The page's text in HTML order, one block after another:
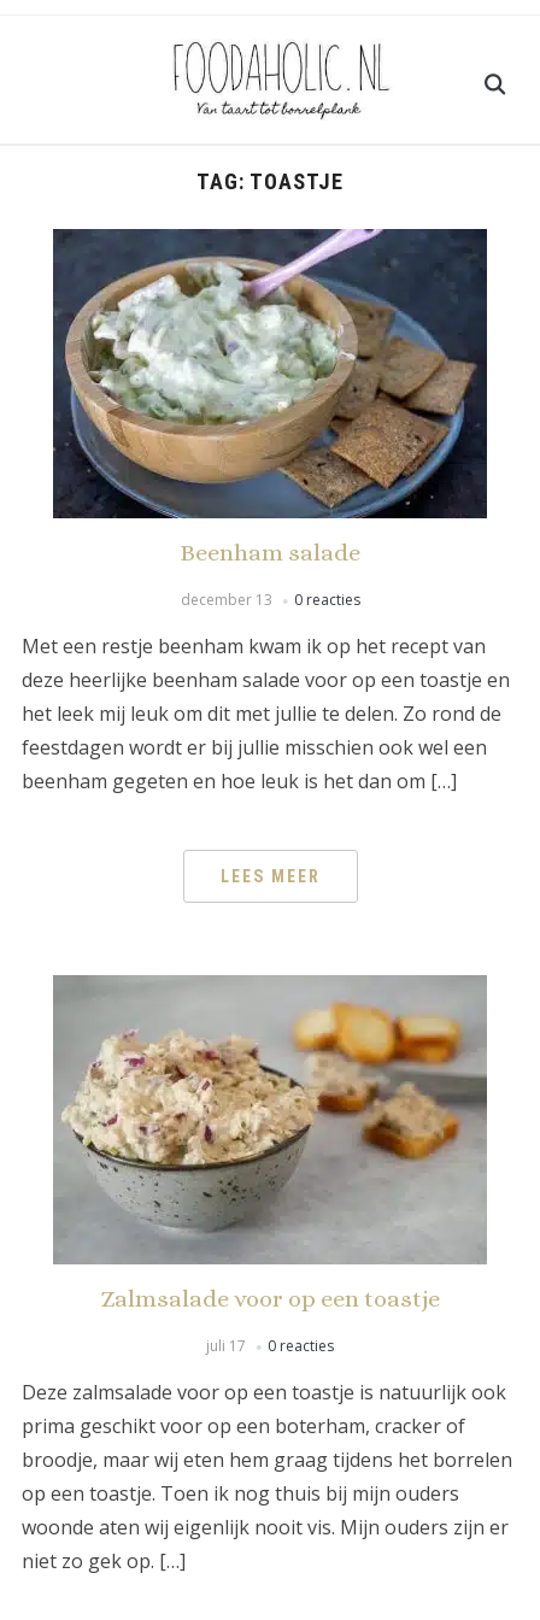
TAG: TOASTJE
Beenham salade
december 13 0 reacties
Met een restje beenham kwam ik op het recept van
deze heerlijke beenham salade voor op een toastje en
het leek mij leuk om dit met jullie te delen. Zo rond de
feestdagen wordt er bij jullie misschien ook wel een
beenham gegeten en hoe leuk is het dan om […]
LEES MEER
Zalmsalade voor op een toastje
juli 17 0 reacties
Deze zalmsalade voor op een toastje is natuurlijk ook
prima geschikt voor op een boterham, cracker of
broodje, maar wij eten hem graag tijdens het borrelen
op een toastje. Toen ik nog thuis bij mijn ouders
woonde aten wij eigenlijk nooit vis. Mijn ouders zijn er
niet zo gek op. […]